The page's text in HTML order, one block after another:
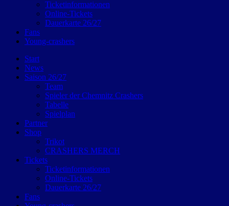
Ticketinformationen
Online-Tickets
Dauerkarte 26/27
Fans
Young-crashers
Start
News
Saison 26/27
Team
Spieler der Chemnitz Crashers
Tabelle
Spielplan
Partner
Shop
Trikot
CRASHERS MERCH
Tickets
Ticketinformationen
Online-Tickets
Dauerkarte 26/27
Fans